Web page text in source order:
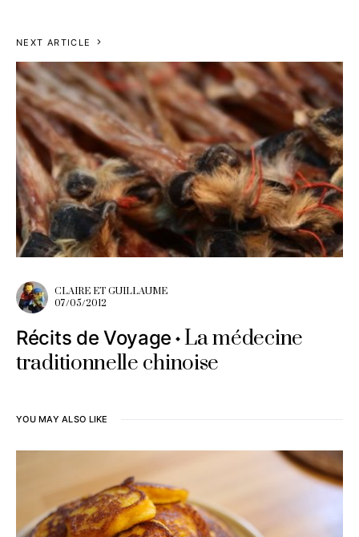
NEXT ARTICLE
CLAIRE ET GUILLAUME
07/05/2012
Récits de Voyage La médecine
traditionnelle chinoise
YOU MAY ALSO LIKE